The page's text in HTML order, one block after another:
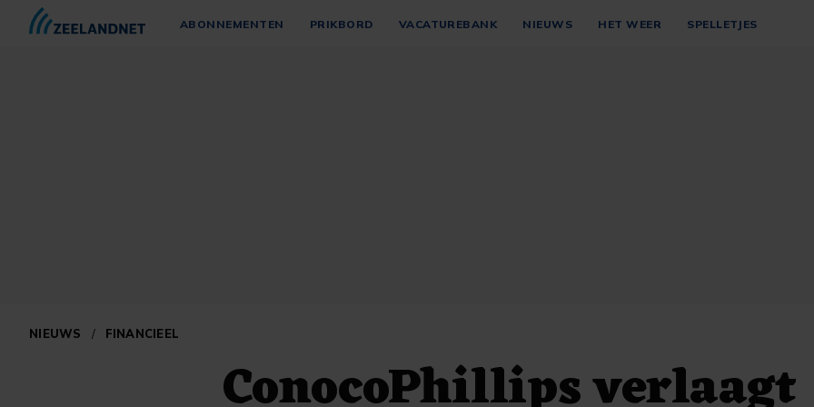
ABONNEMENTEN PRIKBORD VACATUREBANK NIEUWS HET WEER SPELLETJES
NIEUWS / FINANCIEEL